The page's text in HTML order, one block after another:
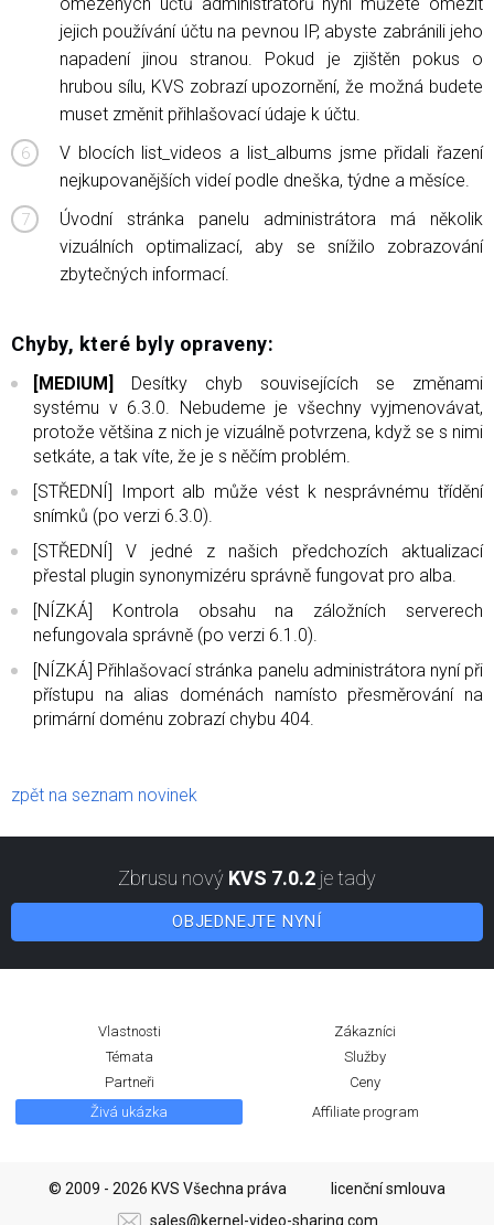
jejich používání účtu na pevnou IP, abyste zabránili jeho
napadení jinou stranou. Pokud je zjištěn pokus o
hrubou sílu, KVS zobrazí upozornění, že možná budete
muset změnit přihlašovací údaje k účtu.
V blocích list_videos a list_albums jsme přidali řazení
nejkupovanějších videí podle dneška, týdne a měsíce.
Úvodní stránka panelu administrátora má několik
vizuálních optimalizací, aby se snížilo zobrazování
zbytečných informací.
Chyby, které byly opraveny:
[MEDIUM]
Desítky chyb souvisejících se změnami
systému v 6.3.0. Nebudeme je všechny vyjmenovávat,
protože většina z nich je vizuálně potvrzena, když se s nimi
setkáte, a tak víte, že je s něčím problém.
[STŘEDNÍ] Import alb může vést k nesprávnému třídění
snímků (po verzi 6.3.0).
[STŘEDNÍ] V jedné z našich předchozích aktualizací
přestal plugin synonymizéru správně fungovat pro alba.
[NÍZKÁ] Kontrola obsahu na záložních serverech
nefungovala správně (po verzi 6.1.0).
[NÍZKÁ] Přihlašovací stránka panelu administrátora nyní při
přístupu na alias doménách namísto přesměrování na
primární doménu zobrazí chybu 404.
zpět na seznam novinek
Zbrusu nový KVS 7.0.2 je tady
OBJEDNEJTE NYNÍ
Vlastnosti
Zákazníci
Témata
Služby
Partneři
Ceny
Živá ukázka
Affiliate program
© 2009 - 2026 KVS Všechna práva
licenční smlouva
sales@kernel-video-sharing.com